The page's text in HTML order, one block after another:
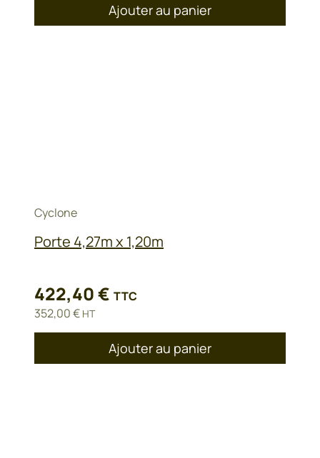
Ajouter au panier
Cyclone
Porte 4,27m x 1,20m
422,40€ TTC
352,00€ HT
Ajouter au panier